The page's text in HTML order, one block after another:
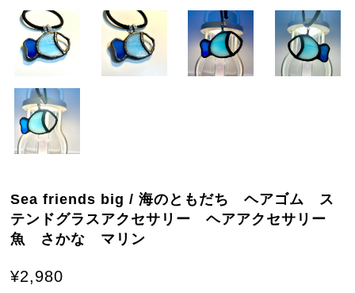
Sea friends big / 海のともだち ヘアゴム ス
テンドグラスアクセサリー ヘアアクセサリー
魚 さかな マリン
¥2,980